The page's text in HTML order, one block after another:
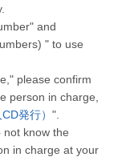
and
" to use
please confirm
person in charge,
発行） ".
not know the
in charge at your